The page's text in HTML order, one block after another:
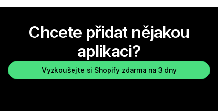
Chcete přidat nějakou
aplikaci?
Vyzkoušejte si Shopify zdarma na 3 dny